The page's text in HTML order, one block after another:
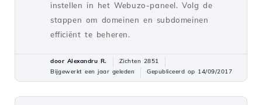
instellen in het Webuzo-paneel. Volg de
stappen om domeinen en subdomeinen
efficiënt te beheren.
door Alexandru R.
Zichten 2851
Bijgewerkt een jaar geleden
Gepubliceerd op 14/09/2017